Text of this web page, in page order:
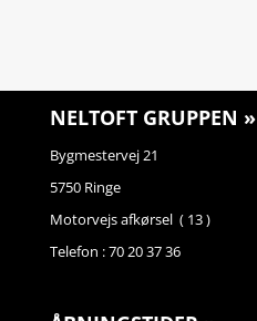
NELTOFT GRUPPEN »
Bygmestervej 21
5750 Ringe
Motorvejs afkørsel ( 13 )
Telefon : 70 20 37 36